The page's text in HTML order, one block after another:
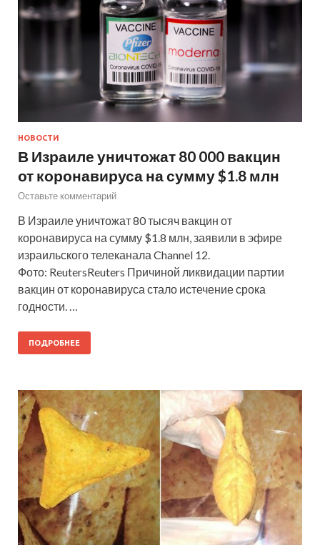
НОВОСТИ
В Израиле уничтожат 80 000 вакцин
от коронавируса на сумму $1.8 млн
Оставьте комментарий
В Израиле уничтожат 80 тысяч вакцин от
коронавируса на сумму $1.8 млн, заявили в эфире
израильского телеканала Channel 12.
Фото: ReutersReuters Причиной ликвидации партии
вакцин от коронавируса стало истечение срока
годности. …
ПОДРОБНЕЕ